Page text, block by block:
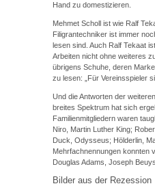
Hand zu domestizieren.
Mehmet Scholl ist wie Ralf
Filigrantechniker ist immer
lesen sind. Auch Ralf Tekaat
Arbeiten nicht ohne weiteres
übrigens Schuhe, deren
zu lesen: „Für Vereinsspieler
Und die Antworten der
breites Spektrum hat sich
Familienmitgliedern waren
Niro, Martin Luther King;
Duck, Odysseus; Hölderlin,
Mehrfachnennungen konnten
Douglas Adams, Joseph
Bilder aus der Rezession